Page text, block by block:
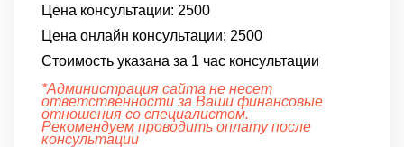
Цена консультации: 2500
Цена онлайн консультации: 2500
Стоимость указана за 1 час консультации
*Администрация сайта не несет
ответственности за Ваши финансовые
отношения со специалистом.
Рекомендуем проводить оплату после
консультации